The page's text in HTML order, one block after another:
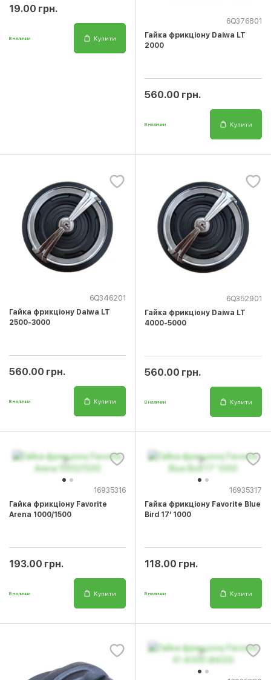
19.00 грн.
В наличии Купити
6Q376801
Гайка фрикціону Daiwa LT
2000
560.00 грн.
В наличии Купити
6Q346201
Гайка фрикціону Daiwa LT
2500-3000
560.00 грн.
В наличии Купити
6Q352901
Гайка фрикціону Daiwa LT
4000-5000
560.00 грн.
В наличии Купити
16935316
Гайка фрикціону Favorite
Arena 1000/1500
193.00 грн.
В наличии Купити
16935317
Гайка фрикціону Favorite Blue
Bird 17’ 1000
118.00 грн.
В наличии Купити